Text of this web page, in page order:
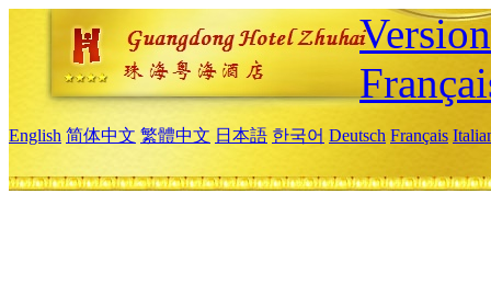
English 简体中文 繁體中文 日本語 한국어 Deutsch Français